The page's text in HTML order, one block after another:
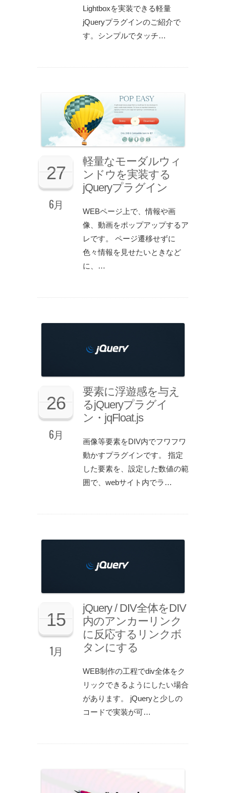
Lightboxを実装できる軽量
jQueryプラグインのご紹介で
す。シンプルでタッチ…
27
6月
軽量なモーダルウィ
ンドウを実装する
jQueryプラグイン
WEBページ上で、情報や画
像、動画をポップアップするア
レです。 ページ遷移せずに
色々情報を見せたいときなど
に、…
26
6月
要素に浮遊感を与え
るjQueryプラグイ
ン・jqFloat.js
画像等要素をDIV内でフワフワ
動かすプラグインです。 指定
した要素を、設定した数値の範
囲で、webサイト内でラ…
15
1月
jQuery / DIV全体をDIV
内のアンカーリンク
に反応するリンクボ
タンにする
WEB制作の工程でdiv全体をク
リックできるようにしたい場合
があります。 jQueryと少しの
コードで実装が可…